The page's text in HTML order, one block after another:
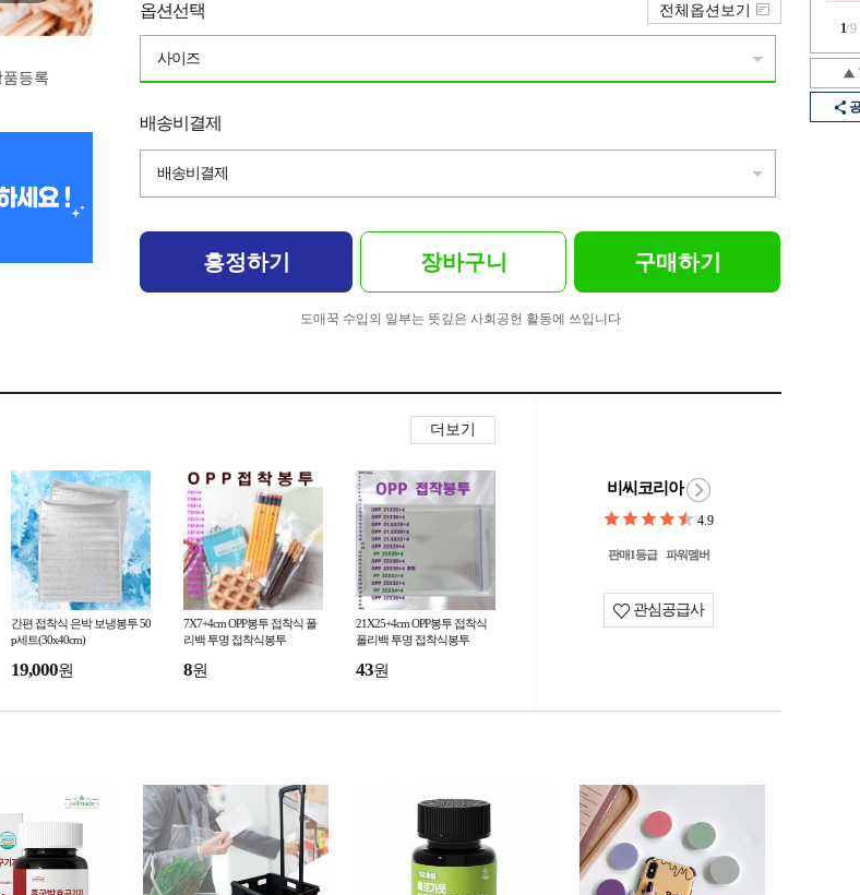
1/9
등록
옵션선택
사이즈
전체옵션보기
배송비결제
배송비결제
흥정하기 장바구니 구매하기
도매꾹 수입의 일부는 뜻깊은 사회공헌 활동에 쓰입니다
더보기
간편 접착식 은박 보냉봉투 50
p세트(30x40cm)
19,000원
7X7+4cm OPP봉투 접착식 폴
리백 투명 접착식봉투
8원
21X25+4cm OPP봉투 접착식
폴리백 투명 접착식봉투
43원
비씨코리아
4.9
판매1등급 파워멤버
관심공급사